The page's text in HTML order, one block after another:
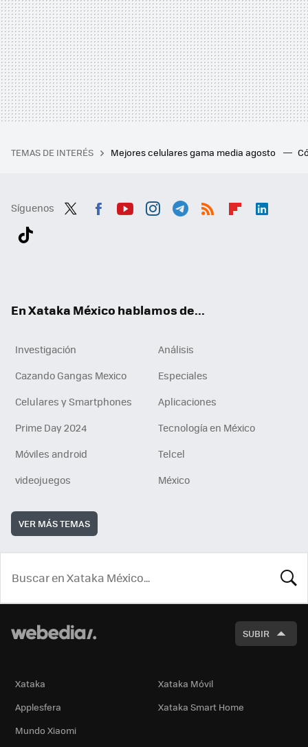
TEMAS DE INTERÉS Mejores celulares gama media agosto
Síguenos
En Xataka México hablamos de...
Investigación
Análisis
Cazando Gangas Mexico
Especiales
Celulares y Smartphones
Aplicaciones
Prime Day 2024
Tecnología en México
Móviles android
Telcel
videojuegos
México
VER MÁS TEMAS
SUBIR
Xataka
Xataka Móvil
Applesfera
Xataka Smart Home
Mundo Xiaomi